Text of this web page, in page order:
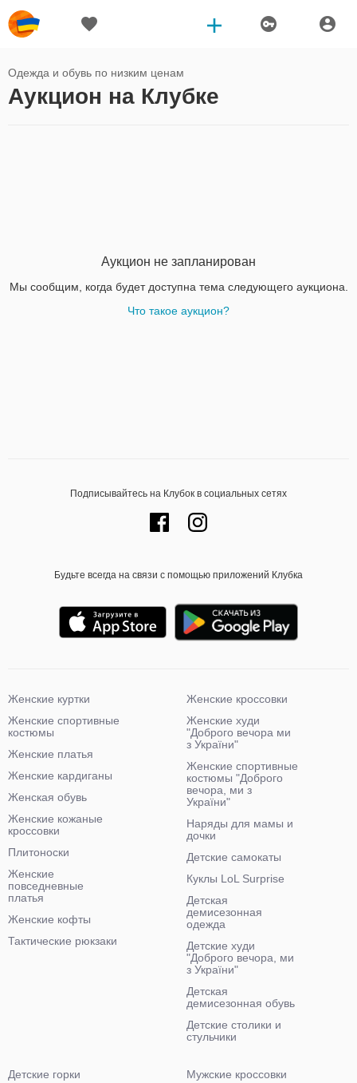
Одежда и обувь по низким ценам
Аукцион на Клубке
Аукцион не запланирован
Мы сообщим, когда будет доступна тема следующего аукциона.
Что такое аукцион?
Подписывайтесь на Клубок в социальных сетях
Будьте всегда на связи с помощью приложений Клубка
Женские куртки
Женские спортивные
костюмы
Женские платья
Женские кардиганы
Женская обувь
Женские кожаные
кроссовки
Плитоноски
Женские
повседневные
платья
Женские кофты
Тактические рюкзаки
Женские кроссовки
Женские худи
"Доброго вечора ми
з України"
Женские спортивные
костюмы "Доброго
вечора, ми з
України"
Наряды для мамы и
дочки
Детские самокаты
Куклы LoL Surprise
Детская
демисезонная
одежда
Детские худи
"Доброго вечора, ми
з України"
Детская
демисезонная обувь
Детские столики и
стульчики
Детские горки
Мужские кроссовки